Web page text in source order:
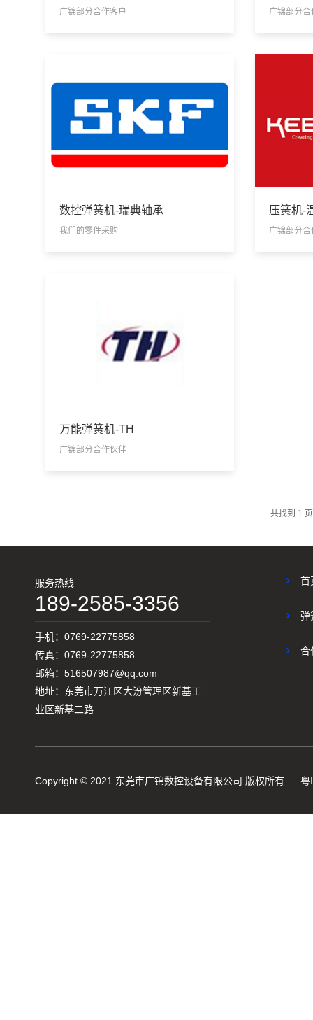
广锦部分合作客户 广锦部分
数控弹簧机-瑞典轴承
我们的零件采购 广锦部分
万能弹簧机-TH
广锦部分合作伙伴
共找到 1 页
服务热线
189-2585-3356
手机：0769-22775858
传真：0769-22775858
邮箱：516507987@qq.com
地址：东莞市万江区大汾管理区新基工
业区新基二路
首
弹
合
Copyright © 2021 东莞市广锦数控设备有限公司 版权所有 粤